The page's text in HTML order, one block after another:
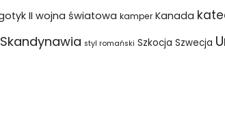
II wojna światowa kamper Kanada
Skandynawia styl romański Szkocja Szwecja